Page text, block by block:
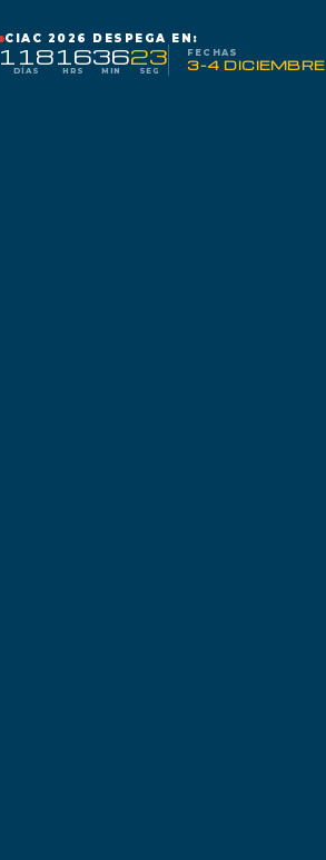
CIAC 2026 DESPEGA EN:
118
DÍAS
16
HRS
36
MIN
22
SEG
FECHAS
3-4 DICIEMBRE